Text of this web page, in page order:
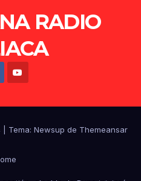
RADIO
Tema: Newsup de Themeansar